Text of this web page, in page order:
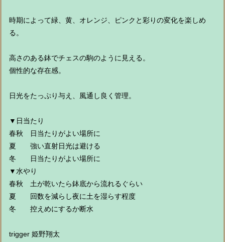
時期によって緑、黄、オレンジ、ピンクと彩りの変化を楽しめ
る。
高さのある鉢でチェスの駒のように見える。
個性的な存在感。
日光をたっぷり与え、風通し良く管理。
▼日当たり
春秋 日当たりがよい場所に
夏 強い直射日光は避ける
冬 日当たりがよい場所に
▼水やり
春秋 土が乾いたら鉢底から流れるぐらい
夏 回数を減らし夜に土を湿らす程度
冬 控えめにするか断水
trigger 姫野翔太